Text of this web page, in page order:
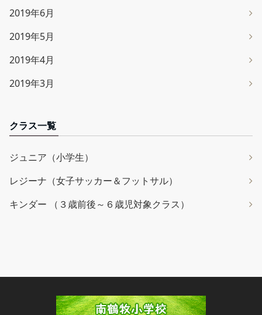
2019年6月
2019年5月
2019年4月
2019年3月
クラス一覧
ジュニア（小学生）
レジーナ（女子サッカー＆フットサル）
キンダー （３歳前後～６歳児対象クラス）